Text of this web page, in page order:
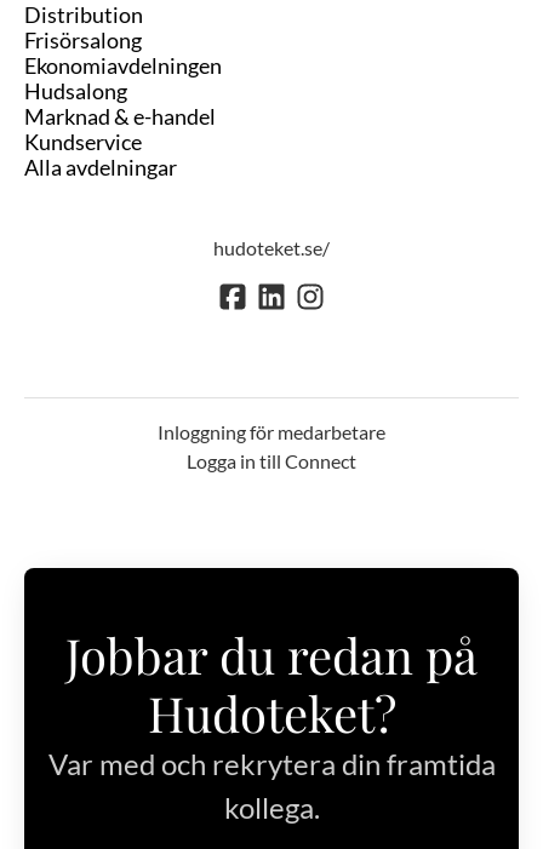
Distribution
Frisörsalong
Ekonomiavdelningen
Hudsalong
Marknad & e-handel
Kundservice
Alla avdelningar
hudoteket.se/
Inloggning för medarbetare
Logga in till Connect
Jobbar du redan på
Hudoteket?
Var med och rekrytera din framtida
kollega.